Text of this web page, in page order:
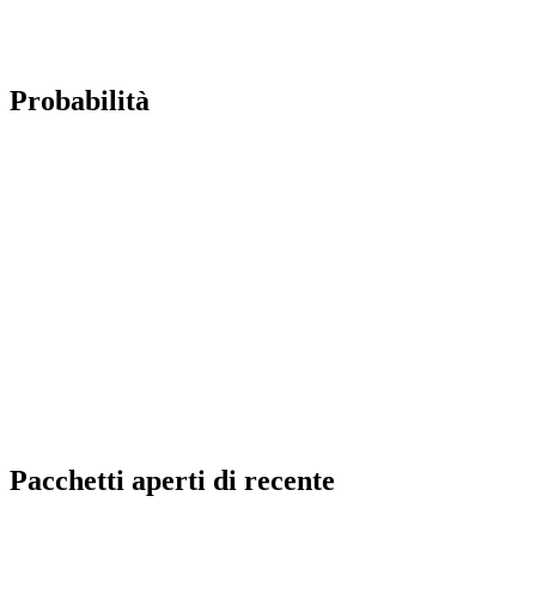
Probabilità
Pacchetti aperti di recente